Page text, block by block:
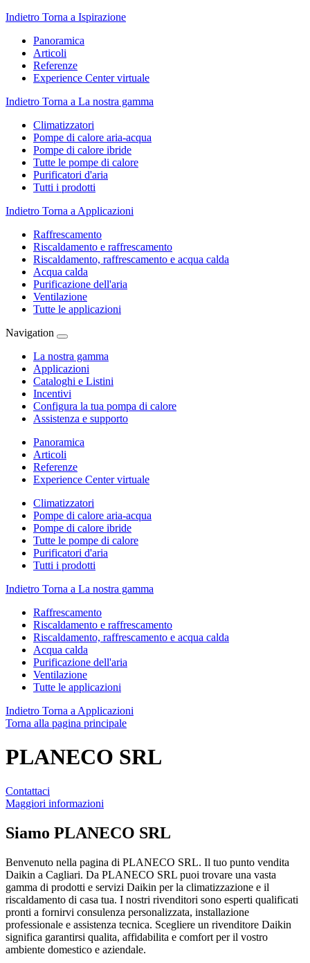
Indietro Torna a Ispirazione
Panoramica
Articoli
Referenze
Experience Center virtuale
Indietro Torna a La nostra gamma
Climatizzatori
Pompe di calore aria-acqua
Pompe di calore ibride
Tutte le pompe di calore
Purificatori d'aria
Tutti i prodotti
Indietro Torna a Applicazioni
Raffrescamento
Riscaldamento e raffrescamento
Riscaldamento, raffrescamento e acqua calda
Acqua calda
Purificazione dell'aria
Ventilazione
Tutte le applicazioni
Navigation
La nostra gamma
Applicazioni
Cataloghi e Listini
Incentivi
Configura la tua pompa di calore
Assistenza e supporto
Panoramica
Articoli
Referenze
Experience Center virtuale
Climatizzatori
Pompe di calore aria-acqua
Pompe di calore ibride
Tutte le pompe di calore
Purificatori d'aria
Tutti i prodotti
Indietro Torna a La nostra gamma
Raffrescamento
Riscaldamento e raffrescamento
Riscaldamento, raffrescamento e acqua calda
Acqua calda
Purificazione dell'aria
Ventilazione
Tutte le applicazioni
Indietro Torna a Applicazioni
Torna alla pagina principale
PLANECO SRL
Contattaci
Maggiori informazioni
Siamo PLANECO SRL
Benvenuto nella pagina di PLANECO SRL. Il tuo punto vendita
Daikin a Cagliari. Da PLANECO SRL puoi trovare una vasta
gamma di prodotti e servizi Daikin per la climatizzazione e il
riscaldamento di casa tua. I nostri rivenditori sono esperti qualificati
pronti a fornirvi consulenza personalizzata, installazione
professionale e assistenza tecnica. Scegliere un rivenditore Daikin
significa garantirsi qualita, affidabilita e comfort per il vostro
ambiente domestico e aziendale.